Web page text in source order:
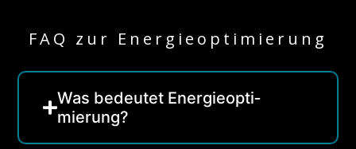
FAQ zur Energieoptimierung
Was bedeutet Energieopti­
mierung?